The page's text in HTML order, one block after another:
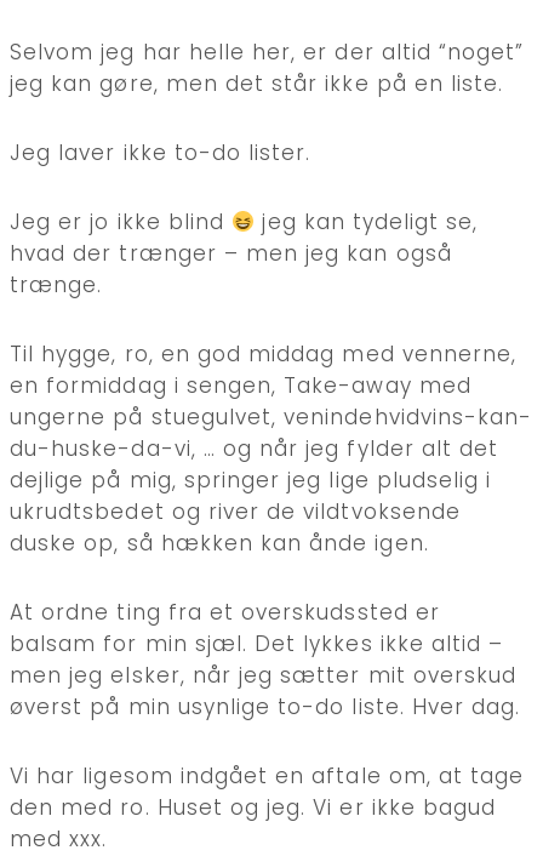
Selvom jeg har helle her, er der altid “noget”
jeg kan gøre, men det står ikke på en liste.
Jeg laver ikke to-do lister.
Jeg er jo ikke blind
jeg kan tydeligt se,
hvad der trænger – men jeg kan også
trænge.
Til hygge, ro, en god middag med vennerne,
en formiddag i sengen, Take-away med
ungerne på stuegulvet, venindehvidvins-kan-
du-huske-da-vi, … og når jeg fylder alt det
dejlige på mig, springer jeg lige pludselig i
ukrudtsbedet og river de vildtvoksende
duske op, så hækken kan ånde igen.
At ordne ting fra et overskudssted er
balsam for min sjæl. Det lykkes ikke altid –
men jeg elsker, når jeg sætter mit overskud
øverst på min usynlige to-do liste. Hver dag.
Vi har ligesom indgået en aftale om, at tage
den med ro. Huset og jeg. Vi er ikke bagud
med xxx.